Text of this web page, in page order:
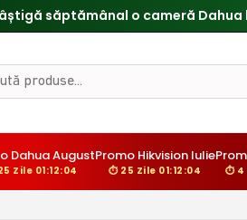
săptămânal o cameră Dahua
Dahua August
Zile 01:12:03
Promo Hikvision Iulie
⏱ 25 Zile 01:12:03 ⏱ 4